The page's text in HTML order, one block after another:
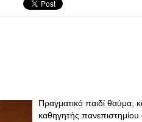
Πραγματικό παιδί θαύμα,
καθηγητής